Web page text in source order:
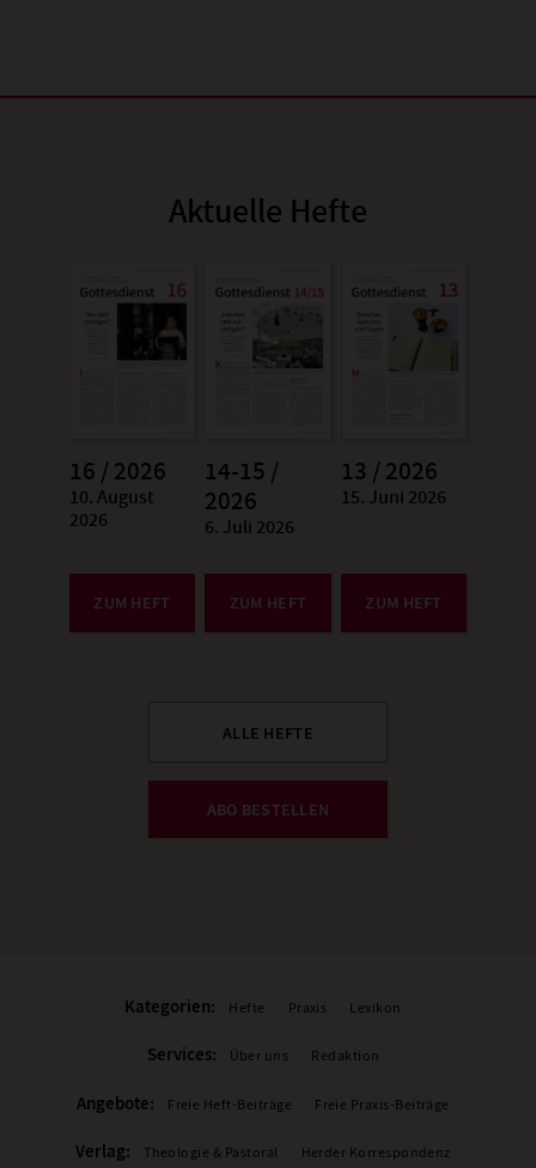
Aktuelle Hefte
16 / 2026
:
10. August
2026
ZUM HEFT
14-15 /
2026
:
6. Juli 2026
ZUM HEFT
13 / 2026
:
15. Juni 2026
ZUM HEFT
ALLE HEFTE
ABO BESTELLEN
Kategorien: Hefte Praxis Lexikon
Services: Über uns Redaktion
Angebote: Freie Heft-Beiträge Freie Praxis-Beiträge
Verlag: Theologie & Pastoral Herder Korrespondenz